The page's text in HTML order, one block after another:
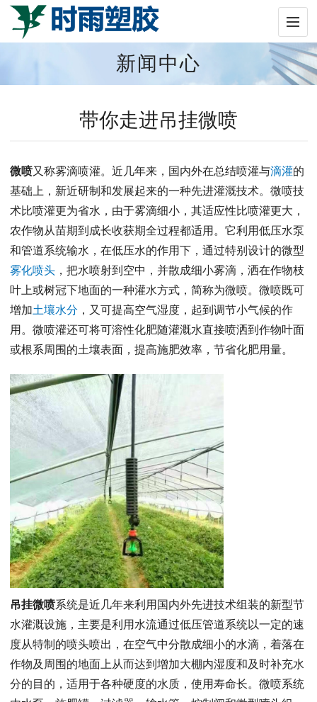
新闻中心
带你走进吊挂微喷
微喷又称雾滴喷灌。近几年来，国内外在总结喷灌与滴灌的
基础上，新近研制和发展起来的一种先进灌溉技术。微喷技
术比喷灌更为省水，由于雾滴细小，其适应性比喷灌更大，
农作物从苗期到成长收获期全过程都适用。它利用低压水泵
和管道系统输水，在低压水的作用下，通过特别设计的微型
雾化喷头，把水喷射到空中，并散成细小雾滴，洒在作物枝
叶上或树冠下地面的一种灌水方式，简称为微喷。微喷既可
增加土壤水分 ，又可提高空气湿度，起到调节小气候的作
用。微喷灌还可将可溶性化肥随灌溉水直接喷洒到作物叶面
或根系周围的土壤表面，提高施肥效率，节省化肥用量。
吊挂微喷系统是近几年来利用国内外先进技术组装的新型节
水灌溉设施，主要是利用水流通过低压管道系统以一定的速
度从特制的喷头喷出，在空气中分散成细小的水滴，着落在
作物及周围的地面上从而达到增加大棚内湿度和及时补充水
分的目的，适用于各种硬度的水质，使用寿命长。微喷系统